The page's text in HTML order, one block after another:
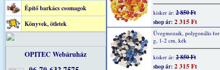
Építő barkács csomagok
Könyvek, ötletek
OPITEC Webáruház
kisker ár: 2 850 Ft
shop ár: 2 315 Ft
Üvegmozaik, polygonális
g, 1-2 cm, kék
kisker ár: 2 850 Ft
shop ár: 2 315 Ft